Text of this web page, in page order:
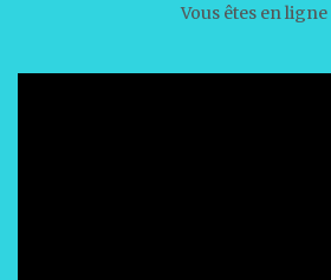
Vous êtes en ligne